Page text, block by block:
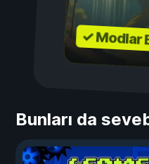
✓ Modlar
Bunları da